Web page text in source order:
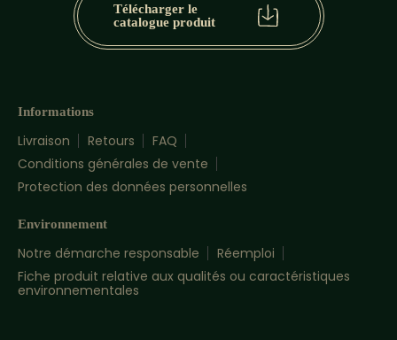
Informations
Livraison Retours
FAQ
Conditions générales de vente
Protection des données personnelles
Environnement
Notre démarche responsable
Réemploi
Fiche produit relative aux qualités ou caractéristiques
environnementales
Télécharger le
catalogue produit